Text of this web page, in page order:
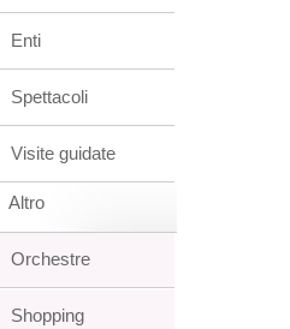
Enti
Spettacoli
Visite guidate
Altro
Orchestre
Shopping